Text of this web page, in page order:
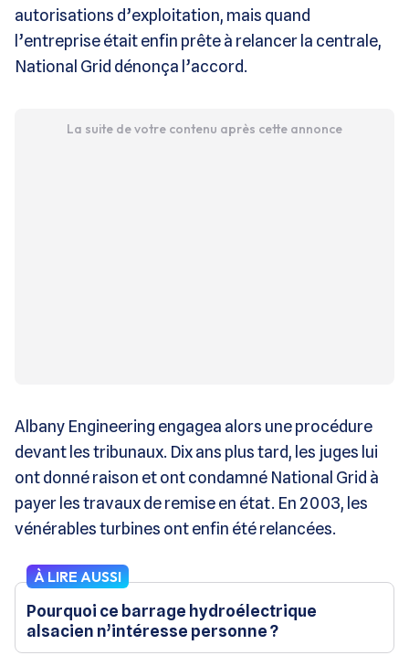
autorisations d’exploitation, mais quand
l’entreprise était enfin prête à relancer la centrale,
National Grid dénonça l’accord.
La suite de votre contenu après cette annonce
Albany Engineering engagea alors une procédure
devant les tribunaux. Dix ans plus tard, les juges lui
ont donné raison et ont condamné National Grid à
payer les travaux de remise en état. En 2003, les
vénérables turbines ont enfin été relancées.
À LIRE AUSSI
Pourquoi ce barrage hydroélectrique
alsacien n’intéresse personne ?